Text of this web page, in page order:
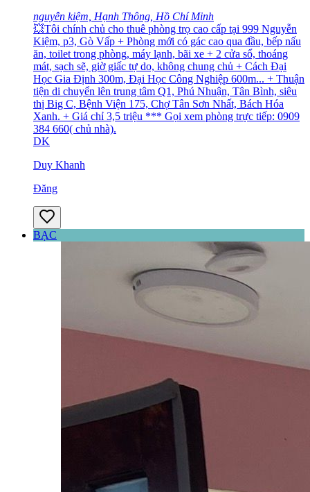
nguyễn kiệm, Hạnh Thông, Hồ Chí Minh
💥Tôi chính chủ cho thuê phòng trọ cao cấp tại 999 Nguyễn
Kiệm, p3, Gò Vấp + Phòng mới có gác cao qua đầu, bếp nấu
ăn, toilet trong phòng, máy lạnh, bãi xe + 2 cửa sổ, thoáng
mát, sạch sẽ, giờ giấc tự do, không chung chủ + Cách Đại
Học Gia Định 300m, Đại Học Công Nghiệp 600m... + Thuận
tiện di chuyển lên trung tâm Q1, Phú Nhuận, Tân Bình, siêu
thị Big C, Bệnh Viện 175, Chợ Tân Sơn Nhất, Bách Hóa
Xanh. + Giá chỉ 3,5 triệu *** Gọi xem phòng trực tiếp: 0909
384 660( chủ nhà).
DK
Duy Khanh
Đăng
BẠC